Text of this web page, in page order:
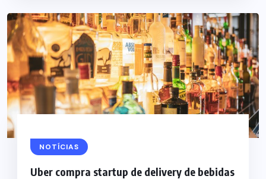
NOTÍCIAS
Uber compra startup de delivery de bebidas